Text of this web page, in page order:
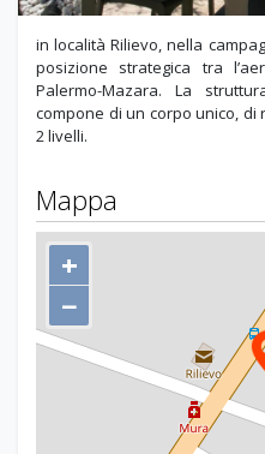
in località Rilievo, nella
posizione strategica tra
Palermo-Mazara. La
compone di un corpo unico,
2 livelli.
Mappa
+
−